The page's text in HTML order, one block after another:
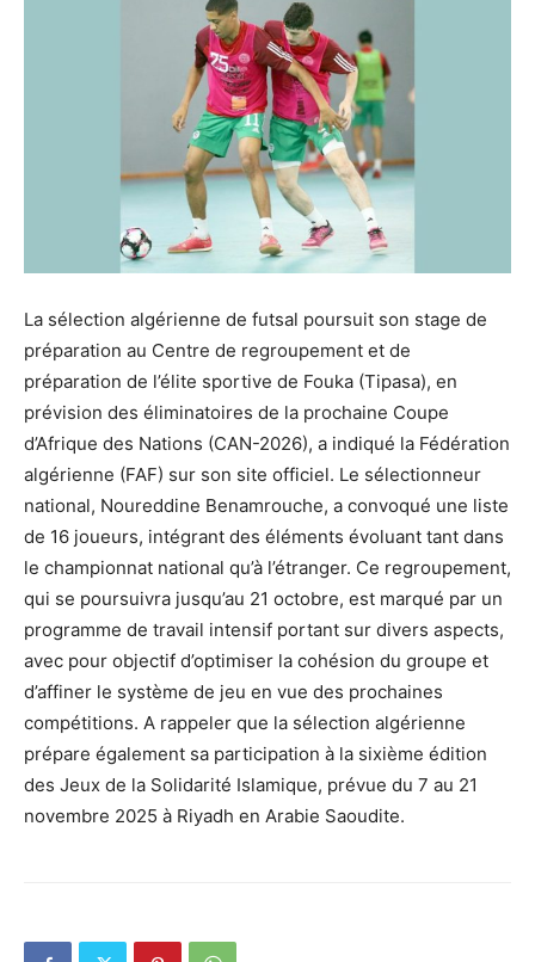
La sélection algérienne de futsal poursuit son stage de
préparation au Centre de regroupement et de
préparation de l’élite sportive de Fouka (Tipasa), en
prévision des éliminatoires de la prochaine Coupe
d’Afrique des Nations (CAN-2026), a indiqué la Fédération
algérienne (FAF) sur son site officiel. Le sélectionneur
national, Noureddine Benamrouche, a convoqué une liste
de 16 joueurs, intégrant des éléments évoluant tant dans
le championnat national qu’à l’étranger. Ce regroupement,
qui se poursuivra jusqu’au 21 octobre, est marqué par un
programme de travail intensif portant sur divers aspects,
avec pour objectif d’optimiser la cohésion du groupe et
d’affiner le système de jeu en vue des prochaines
compétitions. A rappeler que la sélection algérienne
prépare également sa participation à la sixième édition
des Jeux de la Solidarité Islamique, prévue du 7 au 21
novembre 2025 à Riyadh en Arabie Saoudite.